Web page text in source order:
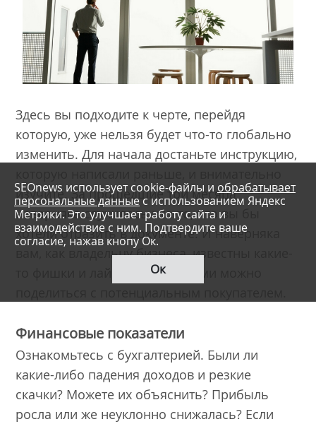
Здесь вы подходите к черте, перейдя
которую, уже нельзя будет что-то глобально
изменить. Для начала достаньте инструкцию,
изучите. За прошедшие три месяца
наверняка случилось что-то, что вы бы
хотели отразить в документе. И наверняка
вам, как владельцу бизнеса, известны какие-
то фишки и лайфхаки, которыми можно
Финансовые показатели
Ознакомьтесь с бухгалтерией. Были ли
какие-либо падения доходов и резкие
скачки? Можете их объяснить? Прибыль
росла или же неуклонно снижалась? Если
SEOnews использует cookie-файлы и обрабатывает
персональные данныес использованием Яндекс
Метрики. Это улучшает работу сайта и
взаимодействие с ним. Подтвердите ваше
согласие, нажав кнопу Ок.
Ок